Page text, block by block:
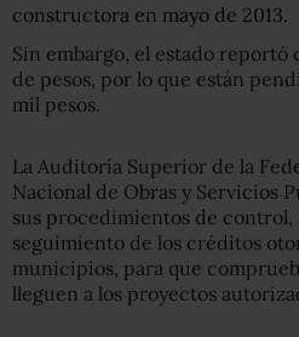
constructora en mayo de 2013.
Sin embargo, el estado reportó
de pesos, por lo que están
mil pesos.
La Auditoría Superior de la
Nacional de Obras y Servicios
sus procedimientos de control,
seguimiento de los créditos
municipios, para que
lleguen a los proyectos